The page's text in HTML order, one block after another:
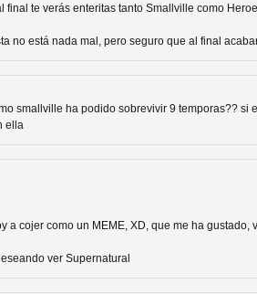
X: Guía para
semana
final te verás enteritas tanto Smallville como
no está nada mal, pero seguro que al final
smallville ha podido sobrevivir 9 temporas?? si
ella
a cojer como un MEME, XD, que me ha gustado,
ver Supernatural